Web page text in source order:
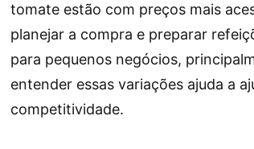
tomate estão com preços mais
planejar a compra e preparar
para pequenos negócios,
entender essas variações ajuda a
competitividade.